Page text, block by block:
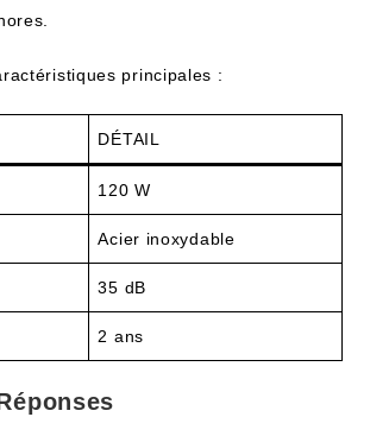
principales :
DÉTAIL
120 W
Acier inoxydable
35 dB
2 ans